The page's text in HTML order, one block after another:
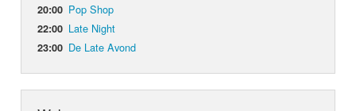
20:00 Pop Shop
22:00 Late Night
23:00 De Late Avond